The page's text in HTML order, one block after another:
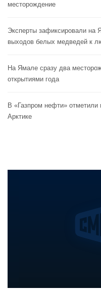
месторождение
Эксперты зафиксировали на
выходов белых медведей к
На Ямале сразу два
открытиями года
В «Газпром нефти» отметили
Арктике